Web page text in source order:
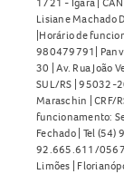
tratamento.
Como
Guarde o
ambiente (15°C
embalagem
prazo de
Lisiane Machado
|Horário de
980479791|
30 | Av. Rua João
SUL/RS | 95032-
Maraschin | CRF/
funcionamento:
Fechado | Tel (54)
92.665.611/0567-
Limões |